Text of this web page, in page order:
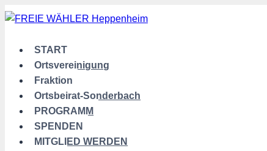
Zum
START
Ortsvereinigung
Fraktion
Ortsbeirat-Sonderbach
PROGRAMM
SPENDEN
MITGLIED WERDEN